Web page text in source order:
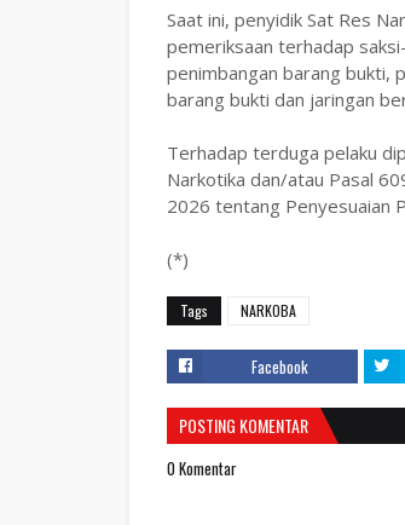
Saat ini, penyidik Sat Res
pemeriksaan terhadap
penimbangan barang bukti,
barang bukti dan jaringan
Terhadap terduga pelaku
Narkotika dan/atau Pasal
2026 tentang Penyesuaian
(*)
Tags NARKOBA
Facebook
POSTING KOMENTAR
0 Komentar